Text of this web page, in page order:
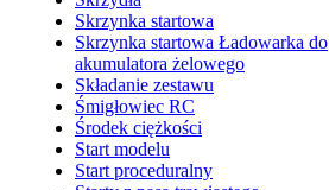
Skrzynka startowa
Skrzynka startowa Ładowarka do
akumulatora żelowego
Składanie zestawu
Śmigłowiec RC
Środek ciężkości
Start modelu
Start proceduralny